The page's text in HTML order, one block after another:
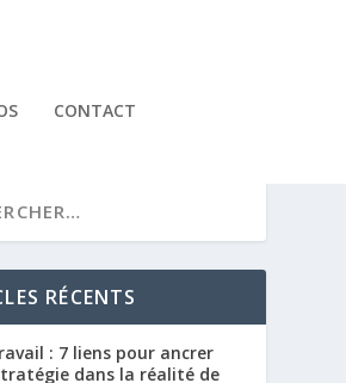
CONTACT
RÉCENTS
: 7 liens pour ancrer
dans la réalité de